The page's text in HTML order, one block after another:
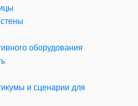
оборудования
и сценарии для